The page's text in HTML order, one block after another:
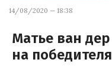
14/08/2020 — 18:38
Матье ван
на